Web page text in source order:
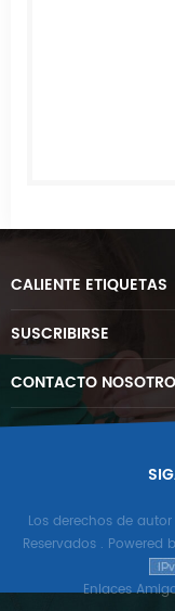
CALIENTE ETIQUETAS
SUSCRIBIRSE
CONTACTO
Los derechos de
Reservados . Powered
Enlaces